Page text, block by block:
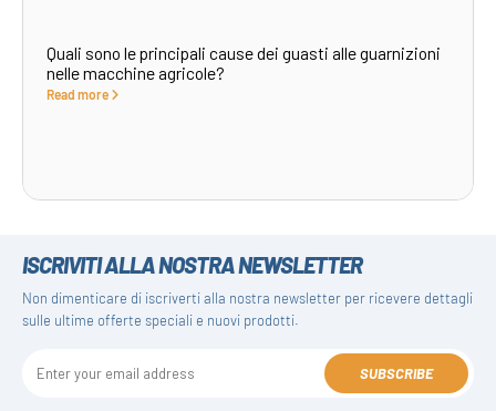
Quali sono le principali cause dei guasti alle guarnizioni
nelle macchine agricole?
Read more
ISCRIVITI ALLA NOSTRA NEWSLETTER
Non dimenticare di iscriverti alla nostra newsletter per ricevere dettagli
sulle ultime offerte speciali e nuovi prodotti.
SUBSCRIBE